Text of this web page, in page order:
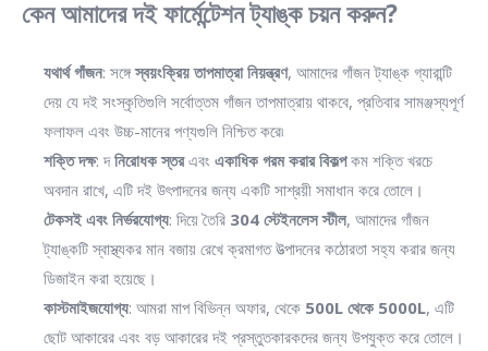
কেন আমাদের দই ফার্মেন্টেশন ট্যাঙ্ক চয়ন করুন?
যথার্থ গাঁজন: সঙ্গেস্বয়ংক্রিয় তাপমাত্রা নিয়ন্ত্রণ, আমাদের গাঁজন ট্যাঙ্ক গ্যারান্টি
দেয় যে দই সংস্কৃতিগুলি সর্বোত্তম গাঁজন তাপমাত্রায় থাকবে, প্রতিবার সামঞ্জস্যপূর্ণ
ফলাফল এবং উচ্চ-মানের পণ্যগুলি নিশ্চিত করে৷
শক্তি দক্ষ: দনিরোধক স্তরএবং একাধিক গরম করার বিকল্পকম শক্তি খরচে
অবদান রাখে, এটি দই উৎপাদনের জন্য একটি সাশ্রয়ী সমাধান করে তোলে।
টেকসই এবং নির্ভরযোগ্য: দিয়ে তৈরি 304 স্টেইনলেস স্টীল, আমাদের গাঁজন
ট্যাঙ্কটি স্বাস্থ্যকর মান বজায় রেখে ক্রমাগত উত্পাদনের কঠোরতা সহ্য করার জন্য
ডিজাইন করা হয়েছে।
কাস্টমাইজযোগ্য: আমরা মাপ বিভিন্ন অফার, থেকে 500L থেকে 5000L, এটি
ছোট আকারের এবং বড় আকারের দই প্রস্তুতকারকদের জন্য উপযুক্ত করে তোলে।